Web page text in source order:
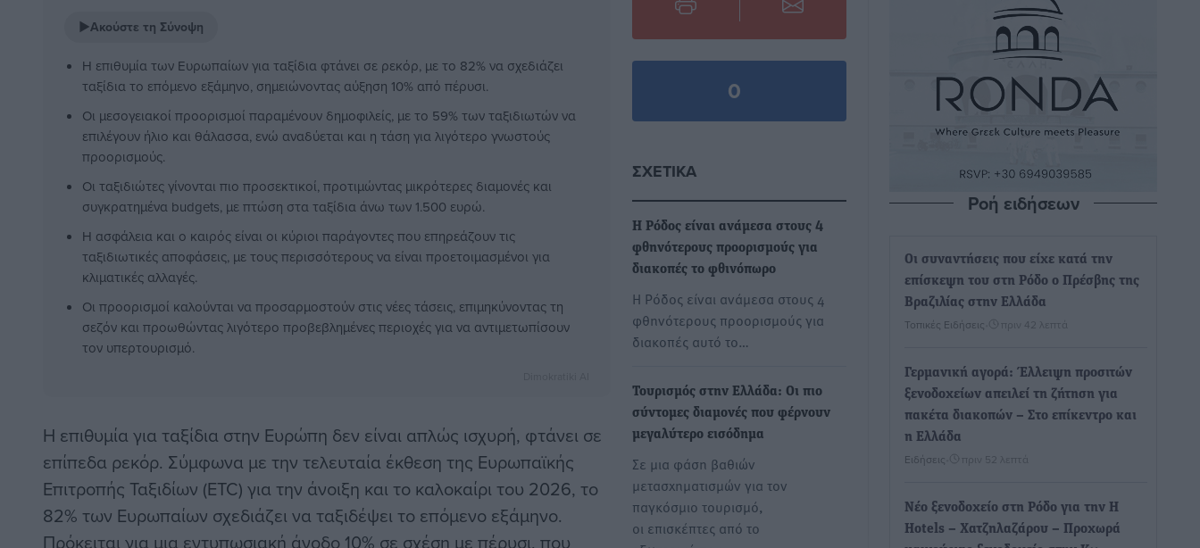
▶Ακούστε τη Σύνοψη
Η επιθυμία των Ευρωπαίων για ταξίδια φτάνει σε ρεκόρ, με το 82% να σχεδιάζει
ταξίδια το επόμενο εξάμηνο, σημειώνοντας αύξηση 10% από πέρυσι.
Οι μεσογειακοί προορισμοί παραμένουν δημοφιλείς, με το 59% των ταξιδιωτών να
επιλέγουν ήλιο και θάλασσα, ενώ αναδύεται και η τάση για λιγότερο γνωστούς
προορισμούς.
Οι ταξιδιώτες γίνονται πιο προσεκτικοί, προτιμώντας μικρότερες διαμονές και
συγκρατημένα budgets, με πτώση στα ταξίδια άνω των 1.500 ευρώ.
Η ασφάλεια και ο καιρός είναι οι κύριοι παράγοντες που επηρεάζουν τις
ταξιδιωτικές αποφάσεις, με τους περισσότερους να είναι προετοιμασμένοι για
κλιματικές αλλαγές.
Οι προορισμοί καλούνται να προσαρμοστούν στις νέες τάσεις, επιμηκύνοντας τη
σεζόν και προωθώντας λιγότερο προβεβλημένες περιοχές για να αντιμετωπίσουν
τον υπερτουρισμό.
Η επιθυμία για ταξίδια στην Ευρώπη δεν είναι απλώς ισχυρή, φτάνει σε
επίπεδα ρεκόρ. Σύμφωνα με την τελευταία έκθεση της Ευρωπαϊκής
Επιτροπής Ταξιδίων (ETC) για την άνοιξη και το καλοκαίρι του 2026, το
82% των Ευρωπαίων σχεδιάζει να ταξιδέψει το επόμενο εξάμηνο.
Πρόκειται για μια εντυπωσιακή άνοδο 10% σε σχέση με πέρυσι, που
0
ΣΧΕΤΙΚΆ
Η Ρόδος είναι ανάμεσα στους 4
φθηνότερους προορισμούς για
διακοπές το φθινόπωρο
Η Ρόδος είναι ανάμεσα στους 4
φθηνότερους προορισμούς για
διακοπές αυτό το…
Τουρισμός στην Ελλάδα: Οι πιο
σύντομες διαμονές που φέρνουν
μεγαλύτερο εισόδημα
Σε μια φάση βαθιών
μετασχηματισμών για τον
παγκόσμιο τουρισμό,
οι επισκέπτες από το
Ροή ειδήσεων
Οι συναντήσεις που είχε κατά την
επίσκεψη του στη Ρόδο ο Πρέσβης της
Βραζιλίας στην Ελλάδα
Τοπικές Ειδήσεις πριν 42 λεπτά
Γερμανική αγορά: Έλλειψη προσιτών
ξενοδοχείων απειλεί τη ζήτηση για
πακέτα διακοπών – Στο επίκεντρο και
η Ελλάδα
Ειδήσεις πριν 52 λεπτά
Νέο ξενοδοχείο στη Ρόδο για την H
Hotels – Χατζηλαζάρου – Προχωρά